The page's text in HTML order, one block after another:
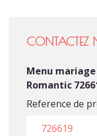
CONTACTEZ
Menu
Romantic
Reference de